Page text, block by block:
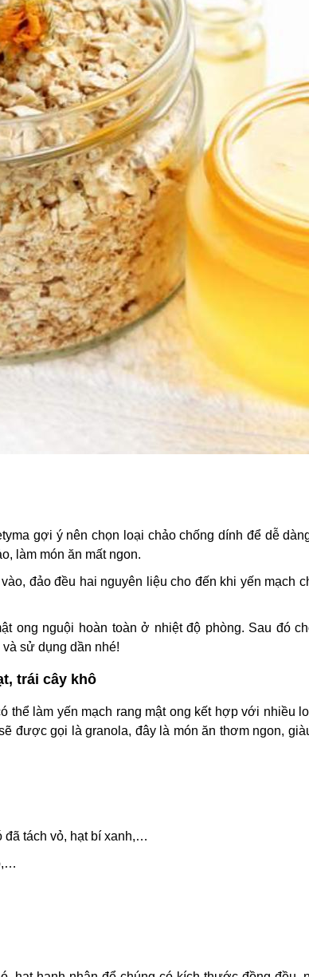
gợi ý nên chọn loại chảo chống dính để dễ
làm món ăn mất ngon.
đảo đều hai nguyên liệu cho đến khi yến mạch
ong nguội hoàn toàn ở nhiệt độ phòng. Sau đó
sử dụng dần nhé!
trái cây khô
làm yến mạch rang mật ong kết hợp với nhiều
được gọi là granola, đây là món ăn thơm ngon,
đã tách vỏ, hạt bí xanh,…